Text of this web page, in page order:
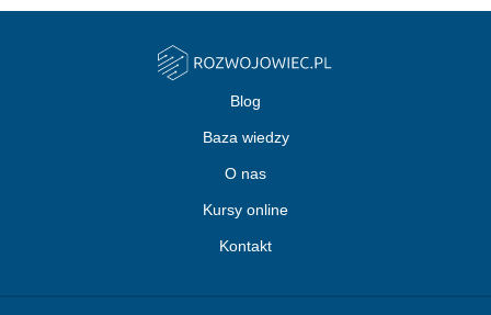
Blog
Baza wiedzy
O nas
Kursy online
Kontakt